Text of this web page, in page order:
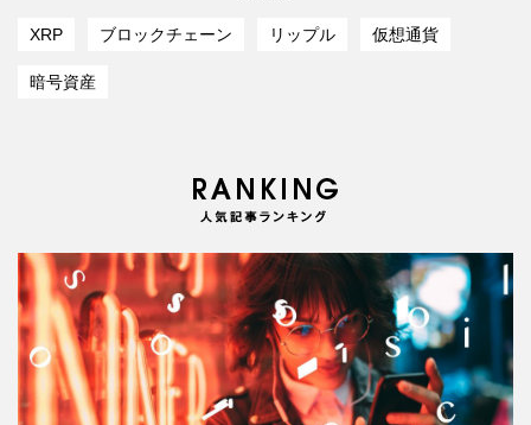
XRP ブロックチェーン リップル 仮想通貨
暗号資産